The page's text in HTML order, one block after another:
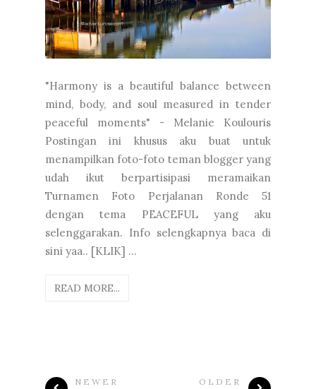
"Harmony is a beautiful balance between
mind, body, and soul measured in tender
peaceful moments" - Melanie Koulouris
Postingan ini khusus aku buat untuk
menampilkan foto-foto teman blogger yang
udah ikut berpartisipasi meramaikan
Turnamen Foto Perjalanan Ronde 51
dengan tema PEACEFUL yang aku
selenggarakan. Info selengkapnya baca di
sini yaa.. [KLIK] ...
READ MORE...
NEWER OLDER